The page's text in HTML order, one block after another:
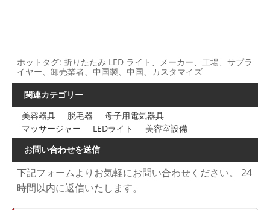
ホットタグ: 折りたたみ LED ライト、メーカー、工場、サプラ
イヤー、卸売業者、中国製、中国、カスタマイズ
関連カテゴリー
美容器具
脱毛器
母子用電気器具
マッサージャー
LEDライト
美容室設備
お問い合わせを送信
下記フォームよりお気軽にお問い合わせください。 24
時間以内に返信いたします。